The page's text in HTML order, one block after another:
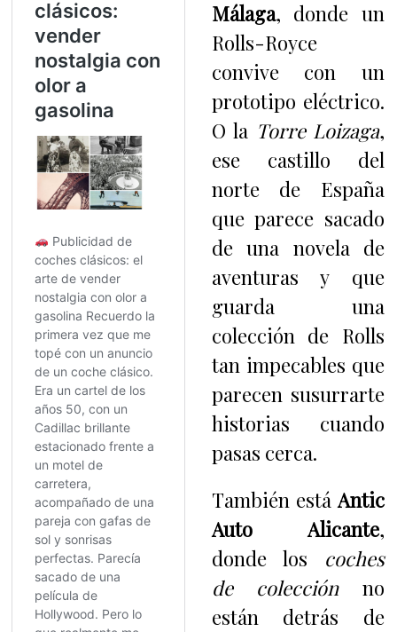
Málaga, donde un
Rolls-Royce
convive con un
prototipo eléctrico.
O la Torre Loizaga,
ese castillo del
norte de España
que parece sacado
de una novela de
aventuras y que
guarda una
colección de Rolls
tan impecables que
parecen susurrarte
historias cuando
pasas cerca.
También estáAntic
Auto Alicante,
donde los coches
de colecciónno
están detrás de